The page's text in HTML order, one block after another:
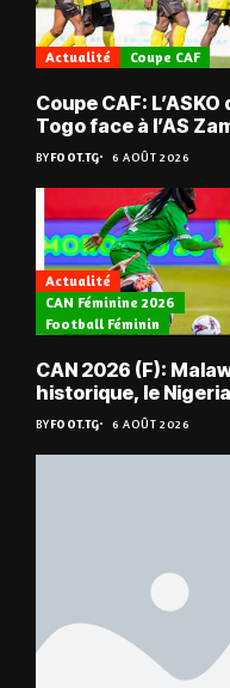
Actualité Coupe CAF
Coupe CAF: L’ASKO
Togo face à l’AS
du Niger
BYFOOT.TG 6 AOÛT 2026
Actualité
CAN Féminine 2026
Football Féminin
CAN 2026 (F):
historique, le Nigeria
sauvé, la Zambie
éliminée
BYFOOT.TG 6 AOÛT 2026